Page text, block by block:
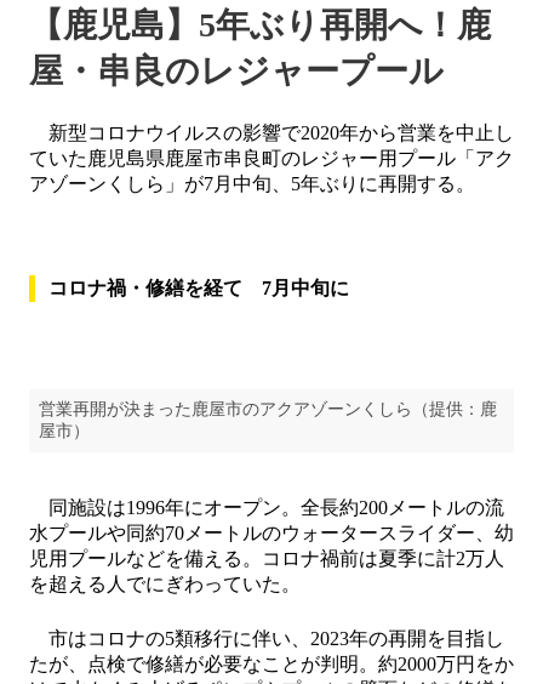
【鹿児島】5年ぶり再開へ！鹿
屋・串良のレジャープール
新型コロナウイルスの影響で2020年から営業を中止し
ていた鹿児島県鹿屋市串良町のレジャー用プール「アク
アゾーンくしら」が7月中旬、5年ぶりに再開する。
コロナ禍・修繕を経て 7月中旬に
営業再開が決まった鹿屋市のアクアゾーンくしら（提供：鹿
屋市）
同施設は1996年にオープン。全長約200メートルの流
水プールや同約70メートルのウォータースライダー、幼
児用プールなどを備える。コロナ禍前は夏季に計2万人
を超える人でにぎわっていた。
市はコロナの5類移行に伴い、2023年の再開を目指し
たが、点検で修繕が必要なことが判明。約2000万円をか